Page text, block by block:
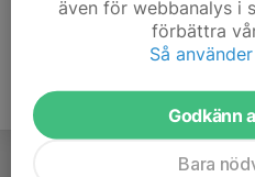
även för webbanalys i
förbättra
Så
Godkänn
Bara